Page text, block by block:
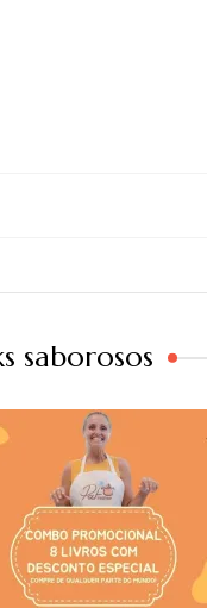
saborosos